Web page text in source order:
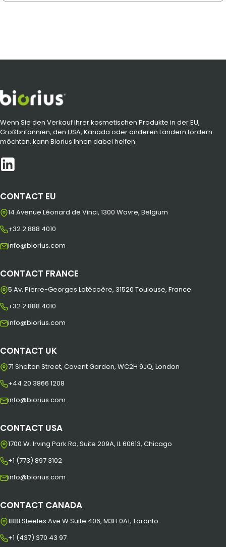
Wenn Sie den Verkauf Ihrer kosmetischen Produkte in der EU,
Großbritannien, den USA, Kanada oder anderen Ländern fördern
möchten, kann Biorius Ihnen dabei helfen.
CONTACT EU
14 Avenue Léonard de Vinci, 1300 Wavre, Belgium
+32 2 888 4010
info@biorius.com
CONTACT FRANCE
5 Av. Pierre-Georges Latécoère, 31520 Toulouse, France
+32 2 888 4010
info@biorius.com
CONTACT UK
71 Shelton Street, Covent Garden, WC2H 9JQ, London
+44 20 3866 1208
info@biorius.com
CONTACT USA
1700 W. Irving Park Rd, Suite 209A, IL 60613, Chicago
+1 (773) 897 3102
info@biorius.com
CONTACT CANADA
1881 Steeles Ave W Suite 406, M3H 0A1, Toronto
+1 (437) 370 43 97